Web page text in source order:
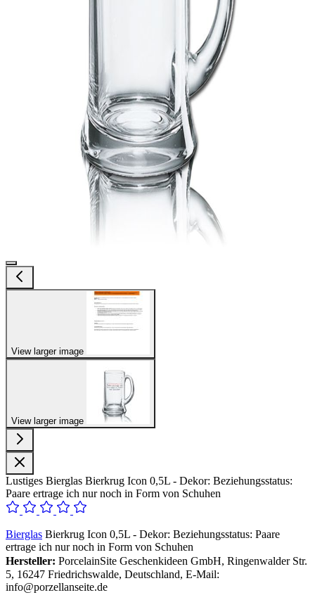
View larger image
View larger image
Lustiges Bierglas Bierkrug Icon 0,5L - Dekor: Beziehungsstatus:
Paare ertrage ich nur noch in Form von Schuhen
Bierglas Bierkrug Icon 0,5L - Dekor: Beziehungsstatus: Paare
ertrage ich nur noch in Form von Schuhen
Hersteller: PorcelainSite Geschenkideen GmbH, Ringenwalder Str.
5, 16247 Friedrichswalde, Deutschland, E-Mail:
info@porzellanseite.de